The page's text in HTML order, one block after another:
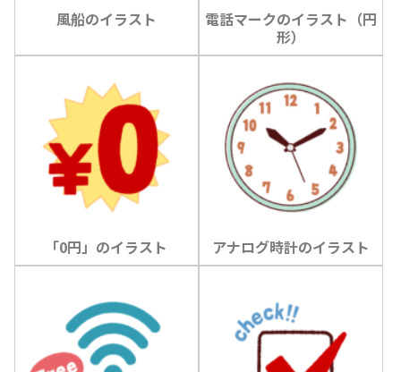
風船のイラスト
電話マークのイラスト（円
形）
「0円」のイラスト アナログ時計のイラスト